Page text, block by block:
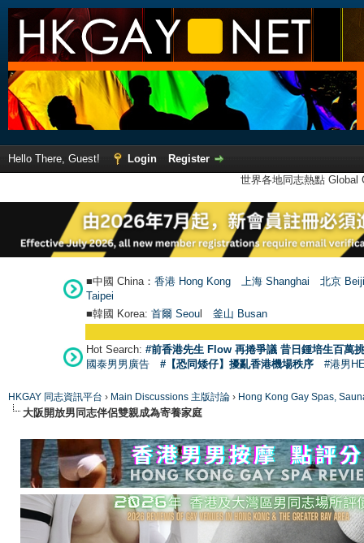
Hello There, Guest! Login
Register
世界各地同志熱點
■中國 China： 香港 Hong Kong 上海 Shanghai
北京
Taipei
■韓國 Korea: 首爾 Seoul 釜山 Busan
Hot Search: #前香港先生 Flow 再捲爭議 昔日鍾培生百萬
國泰男男廣告
#【恐同矮仔】擾亂香港機場秩序 #港男
HKGAY 同志資訊平台 › Main Discussions 主版討論 › Hong Kong Gay Spas,
大阪開放男同志伴侶雙親成為寄養家庭